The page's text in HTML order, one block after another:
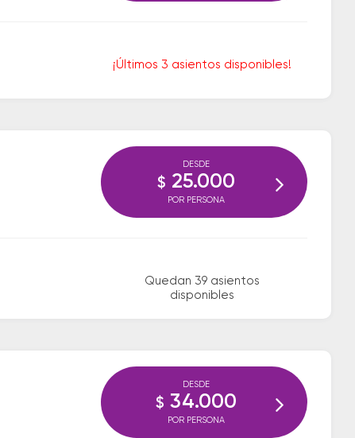
¡Últimos 3 asientos disponibles!
Quedan 39 asientos
disponibles
DESDE
$ 25.000
POR PERSONA
DESDE
$ 34.000
POR PERSONA